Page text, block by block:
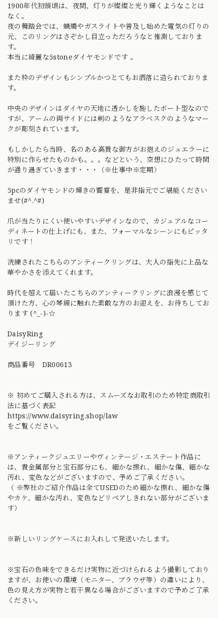
1900年代初頭頃は、夜間、灯りが燦燦と光り輝くようなことは
なく。
夜の舞踏会では、蝋燭やガスライトや普及し始めた電気の灯りの
元、このリングはさぞかし目立っただろうなと推測しておりま
す。
本当に綺麗な5stoneダイヤモンドです 。
また枠のデザインもシンプルかつとてもお洒落に造られておりま
す。
中央のデザインはダイヤの天地に透かしを施したボート型なので
すが、アームの両サイドには剣のようなアラベスクのようなマー
クが彫刻されています。
もしかしたら当時、名のある高貴な御方がお抱えのジュエラーに
特別に作らせたものかも。。。などという、空想にひたって時間
が通り過ぎていきます・・・（※仕事中※定期）
5pcのダイヤモンドの輝きの饗宴を、是非指元でご堪能ください
ませ(#^.^#)
爪が当たりにくい使いやすいデザインなので、カジュアルなコー
ディネートの仕上げにも、また、フォーマルなシーンにもピッタ
リです！
洗練されたこちらのアンティークリングは、大人の指先に上品な
華やかさを添えてくれます。
時代を超えて届いたこちらのアンティークリングに浪漫を感じて
頂けた方、心の琴線に触れた素敵な方のお迎えを、お待ちしてお
ります (^_-)-☆
DaisyRing
デイジーリング
商品番号 DR00613
※ 初めてご購入される方は、スムーズなお取引のため特定商取引
法に基づく表記
https://www.daisyring.shop/law
をご覧ください。
※アンティークジュエリーやヴィンテージ・エステート作品に
は、貴金属部分と宝石部分にも、細かな擦れ、細かな傷、細かな
汚れ、変色などがございますので、予めご了承ください。
（ ※弊社のご紹介作品は全てUSEDのため細かな擦れ、細かな傷
やカケ、細かな汚れ、変色などリペアしきれない部分がございま
す）
※新しいリングケースにお入れして発送いたします。
※宝石の色味をできるだけ実物に近づけられるよう撮影しており
ますが、お使いの環境（モニター、ブラウザ等）の違いにより、
色の見え方が実物と若干異なる場合がございますので予めご了承
ください。